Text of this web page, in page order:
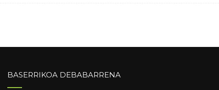
BASERRIKOA DEBABARRENA